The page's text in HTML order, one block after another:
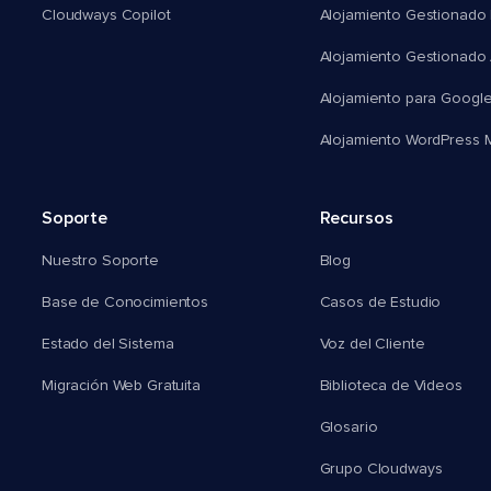
Cloudways Copilot Alojamiento Gestionado
Alojamiento Gestionado
Alojamiento para
Alojamiento WordPress
Soporte
Nuestro Soporte
Base de Conocimientos
Estado del Sistema
Migración Web Gratuita
Recursos
Blog
Casos de Estudio
Voz del Cliente
Biblioteca de Videos
Glosario
Grupo Cloudways